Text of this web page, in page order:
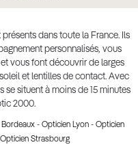
dans toute la France. Ils
personnalisés, vous
vous font découvrir de larges
et lentilles de contact. Avec
se situent à moins de 15 minutes
2000.
- Opticien Lyon- Opticien
Opticien Strasbourg